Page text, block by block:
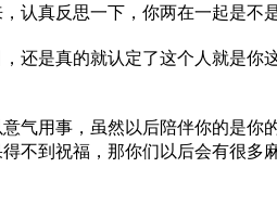
认真反思一下，你两在一起是不是
是真的就认定了这个人就是你
用事，虽然以后陪伴你的是你
不到祝福，那你们以后会有很多麻